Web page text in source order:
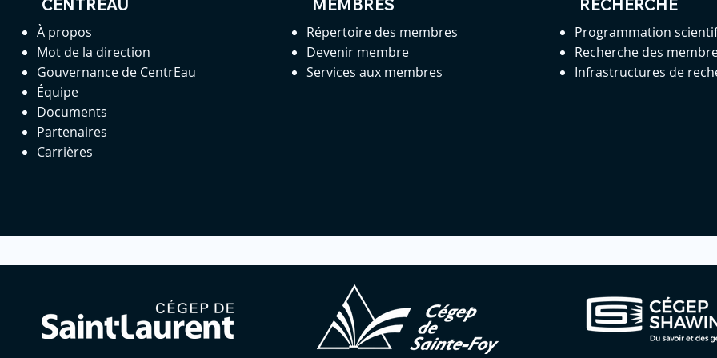
CENTREAU
À propos
Mot de la direction
Gouvernance de CentrEau
Équipe
Documents
Partenaires
Carrières
MEMBRES
Répertoire des membres
Devenir membre
Services aux membres
RECHERCHE
Programmation
Recherche des
Infrastructures de